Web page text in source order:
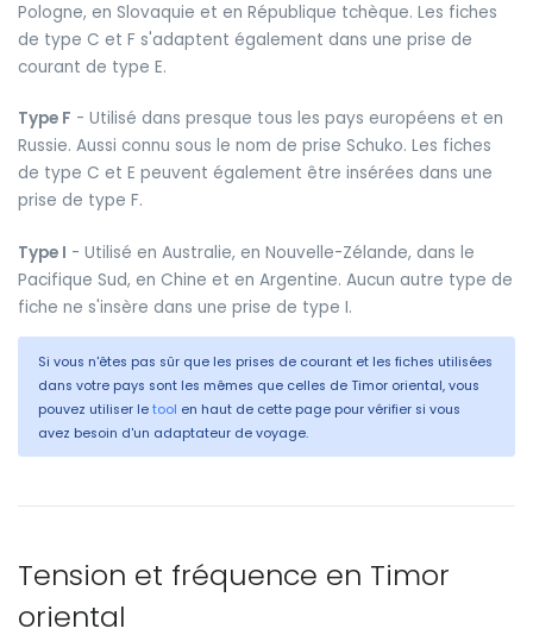
Pologne, en Slovaquie et en République tchèque. Les fiches
de type C et F s'adaptent également dans une prise de
courant de type E.
Type F - Utilisé dans presque tous les pays européens et en
Russie. Aussi connu sous le nom de prise Schuko. Les fiches
de type C et E peuvent également être insérées dans une
prise de type F.
Type I - Utilisé en Australie, en Nouvelle-Zélande, dans le
Pacifique Sud, en Chine et en Argentine. Aucun autre type de
fiche ne s'insère dans une prise de type I.
Si vous n'êtes pas sûr que les prises de courant et les fiches utilisées
dans votre pays sont les mêmes que celles de Timor oriental, vous
pouvez utiliser le tool en haut de cette page pour vérifier si vous
avez besoin d'un adaptateur de voyage.
Tension et fréquence en Timor
oriental